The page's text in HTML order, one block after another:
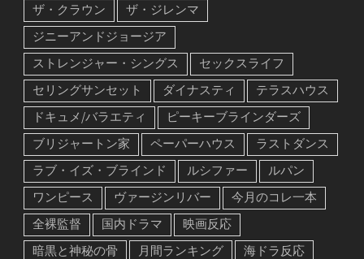
ザ・クラウン
ザ・ジレンマ
ジニーアンドジョージア
ストレンジャー・シングス
セックスライフ
セリングサンセット
ダイナスティ
テラスハウス
ドキュメ/バラエティ
ピーキーブラインダーズ
ブリジャートン家
ペーパーハウス
ラストダンス
ラブ・イズ・ブラインド
ルシファー
ルパン
ワンピース
ヴァージンリバー
今月のコレ一本
全裸監督
国内ドラマ
映画反応
暗黒と神秘の骨
月間ランキング
海ドラ反応